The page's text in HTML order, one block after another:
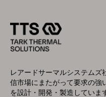
レアードサーマルシステムズ
信市場にまたがって要求の強
を設計・開発・製造していま